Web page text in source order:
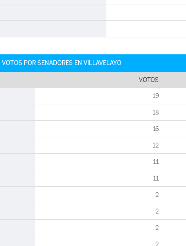
VOTOS POR SENADORES EN VILLAVELAYO
VOTOS
19
18
16
12
11
11
2
2
2
2